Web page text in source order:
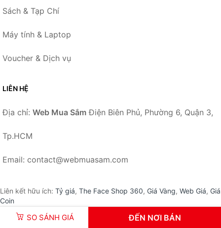
SO SÁNH GIÁ ĐẾN NƠI BÁN
Sách & Tạp Chí
Máy tính & Laptop
Voucher & Dịch vụ
LIÊN HỆ
Địa chỉ: Web Mua Sắm Điện Biên Phủ, Phường 6, Quận 3,
Tp.HCM
Email: contact@webmuasam.com
Liên kết hữu ích: Tỷ giá, The Face Shop 360, Giá Vàng, Web Giá, Giá
Coin
© 2026 –WebMuaSam.com -Web Mua Sắm